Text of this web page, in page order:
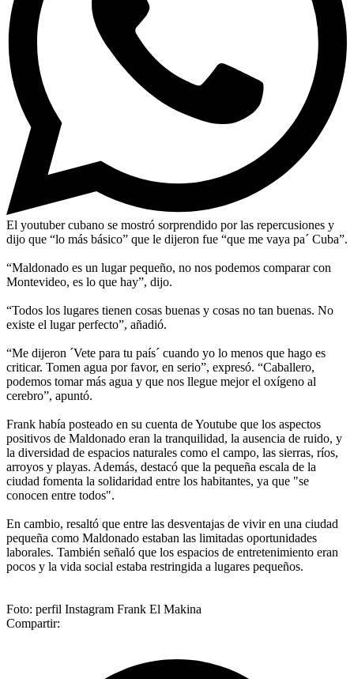
El youtuber cubano se mostró sorprendido por las repercusiones y
dijo que “lo más básico” que le dijeron fue “que me vaya pa´ Cuba”.
“Maldonado es un lugar pequeño, no nos podemos comparar con
Montevideo, es lo que hay”, dijo.
“Todos los lugares tienen cosas buenas y cosas no tan buenas. No
existe el lugar perfecto”, añadió.
“Me dijeron ´Vete para tu país´ cuando yo lo menos que hago es
criticar. Tomen agua por favor, en serio”, expresó. “Caballero,
podemos tomar más agua y que nos llegue mejor el oxígeno al
cerebro”, apuntó.
Frank había posteado en su cuenta de Youtube que los aspectos
positivos de Maldonado eran la tranquilidad, la ausencia de ruido, y
la diversidad de espacios naturales como el campo, las sierras, ríos,
arroyos y playas. Además, destacó que la pequeña escala de la
ciudad fomenta la solidaridad entre los habitantes, ya que "se
conocen entre todos".
En cambio, resaltó que entre las desventajas de vivir en una ciudad
pequeña como Maldonado estaban las limitadas oportunidades
laborales. También señaló que los espacios de entretenimiento eran
pocos y la vida social estaba restringida a lugares pequeños.
Foto: perfil Instagram Frank El Makina
Compartir: